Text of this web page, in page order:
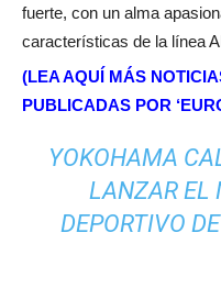
fuerte, con un alma
características de la línea
(LEA AQUÍ MÁS
PUBLICADAS POR
YOKOHAMA
LANZAR EL
DEPORTIVO